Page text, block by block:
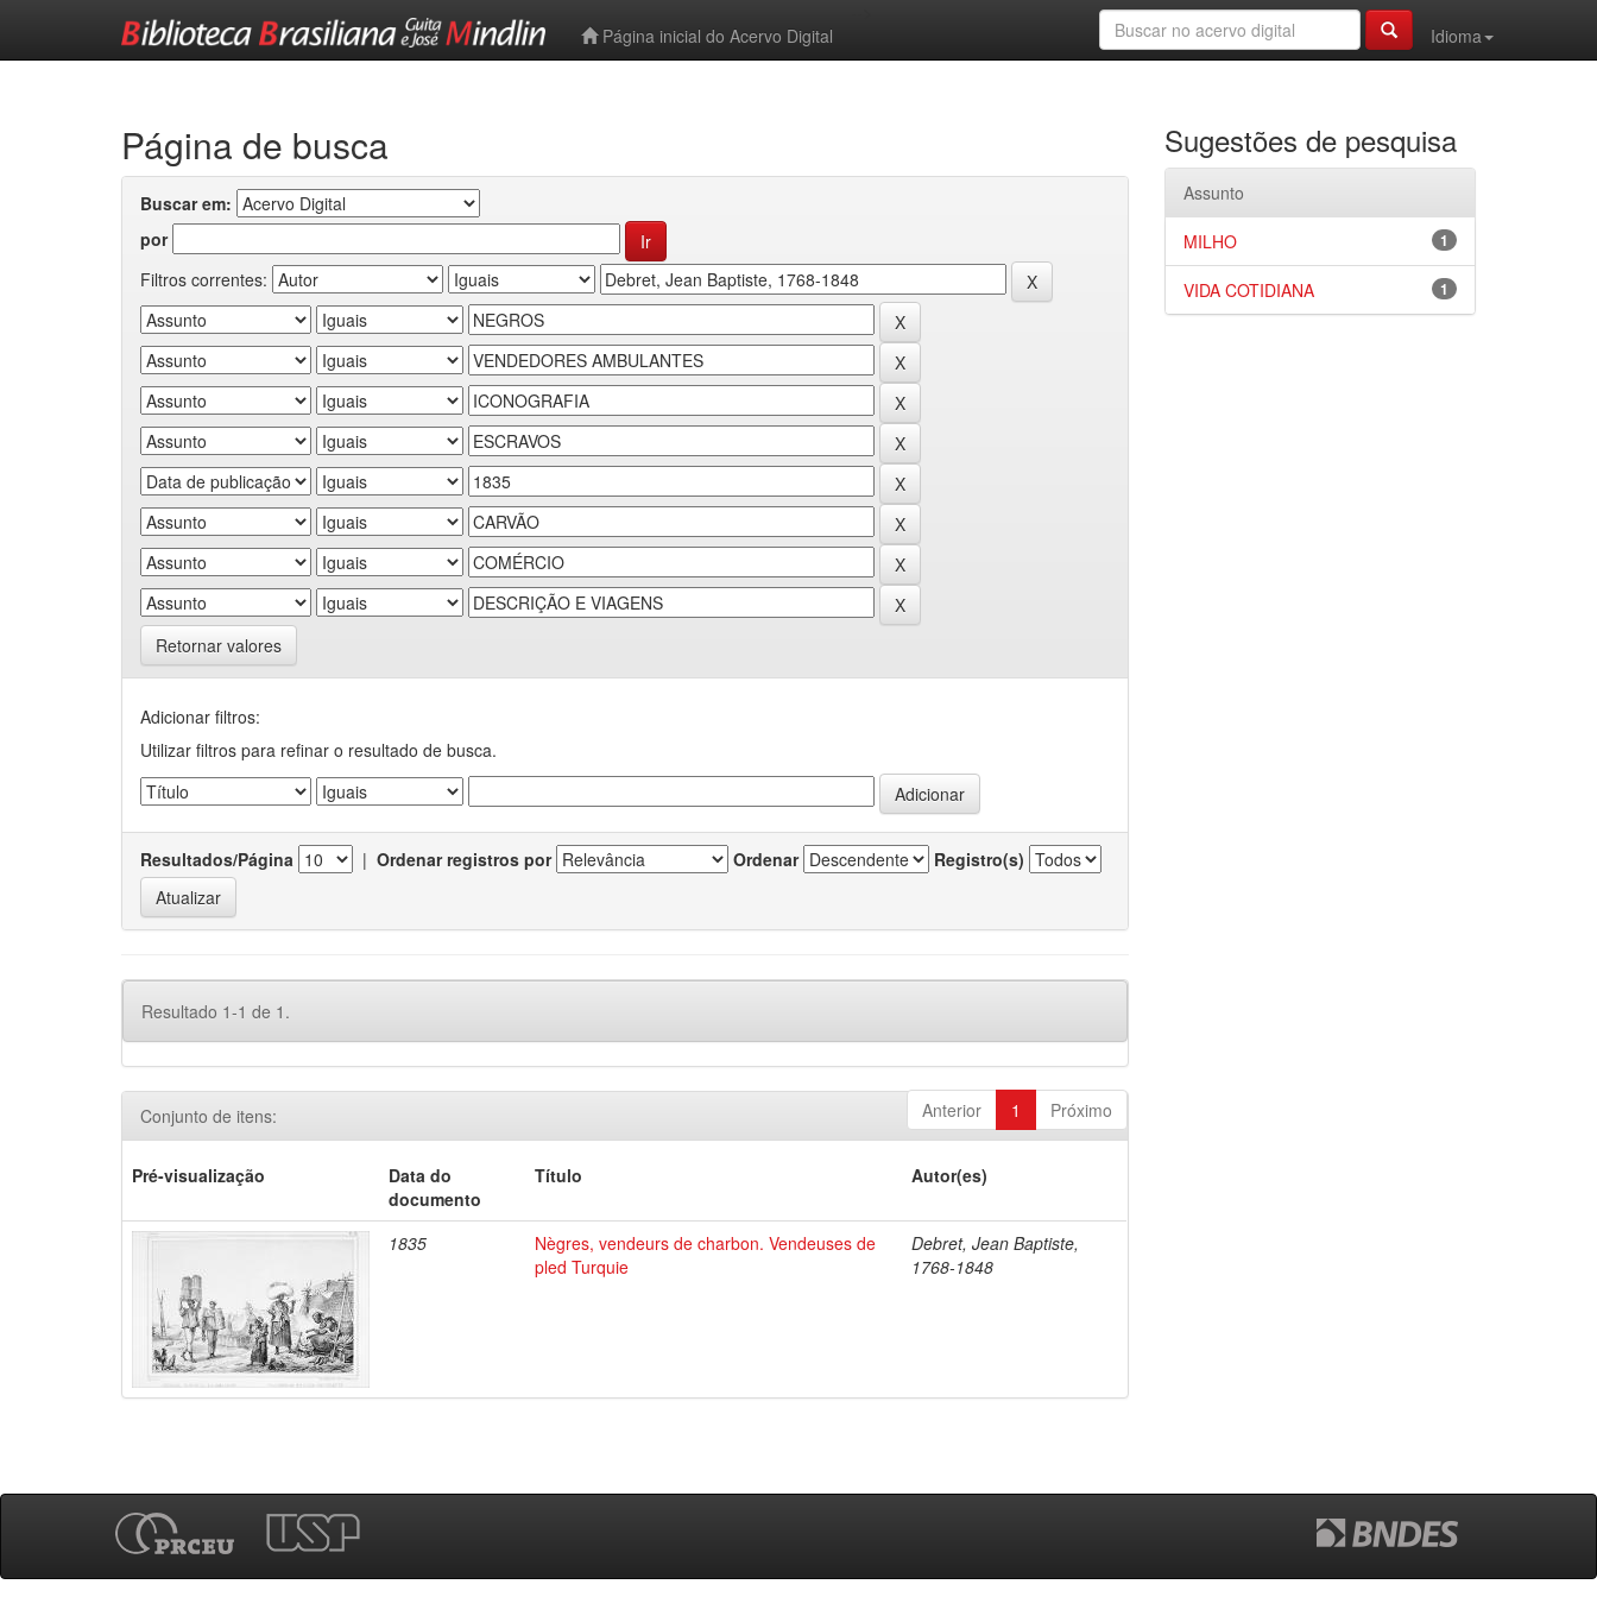
Página inicial do Acervo Digital
Idioma
Página de busca
Buscar em:
por
Filtros correntes:
Retornar valores
Adicionar filtros:
Utilizar filtros para refinar o resultado de busca.
Resultados/Página | Ordenar registros por Ordenar Registro(s)
Resultado 1-1 de 1.
Anterior 1 Próximo
Conjunto de itens:
Pré-visualização
Data do
documento
Título Autor(es)
1835
Nègres, vendeurs de charbon. Vendeuses de
pled Turquie
Debret, Jean Baptiste,
1768-1848
Sugestões de pesquisa
Assunto
1
MILHO
1
VIDA COTIDIANA